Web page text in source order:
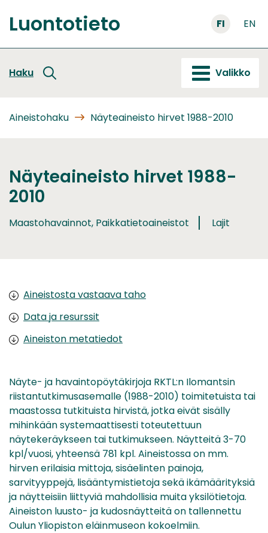
sisältöön
Etusivu
Luontotieto FI EN
Haku Valikko
Aineistohaku Näyteaineisto hirvet 1988-2010
Näyteaineisto hirvet 1988-
2010
Maastohavainnot, Paikkatietoaineistot Lajit
Aineistosta vastaava taho
Data ja resurssit
Aineiston metatiedot
Näyte- ja havaintopöytäkirjoja RKTL:n Ilomantsin
riistantutkimusasemalle (1988-2010) toimitetuista tai
maastossa tutkituista hirvistä, jotka eivät sisälly
mihinkään systemaattisesti toteutettuun
näytekeräykseen tai tutkimukseen. Näytteitä 3-70
kpl/vuosi, yhteensä 781 kpl. Aineistossa on mm.
hirven erilaisia mittoja, sisäelinten painoja,
sarvityyppejä, lisääntymistietoja sekä ikämäärityksiä
ja näytteisiin liittyviä mahdollisia muita yksilötietoja.
Aineiston luusto- ja kudosnäytteitä on tallennettu
Oulun Yliopiston eläinmuseon kokoelmiin.